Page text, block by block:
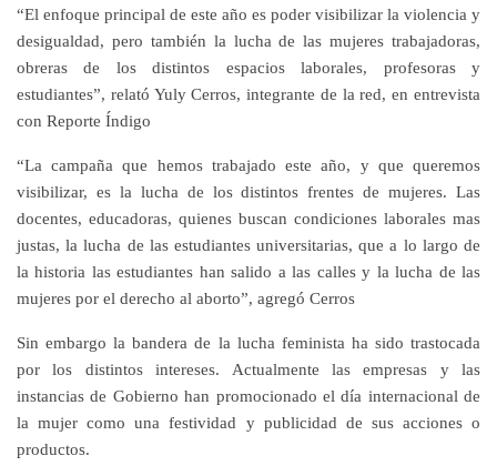
“El enfoque principal de este año es poder visibilizar la violencia y
desigualdad, pero también la lucha de las mujeres trabajadoras,
obreras de los distintos espacios laborales, profesoras y
estudiantes”, relató Yuly Cerros, integrante de la red, en entrevista
con Reporte Índigo
“La campaña que hemos trabajado este año, y que queremos
visibilizar, es la lucha de los distintos frentes de mujeres. Las
docentes, educadoras, quienes buscan condiciones laborales mas
justas, la lucha de las estudiantes universitarias, que a lo largo de
la historia las estudiantes han salido a las calles y la lucha de las
mujeres por el derecho al aborto”, agregó Cerros
Sin embargo la bandera de la lucha feminista ha sido trastocada
por los distintos intereses. Actualmente las empresas y las
instancias de Gobierno han promocionado el día internacional de
la mujer como una festividad y publicidad de sus acciones o
productos.